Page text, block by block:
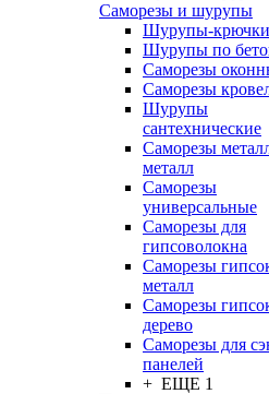
Саморезы и шурупы
Шурупы-крючки
Шурупы по
Саморезы
Саморезы
Шурупы
сантехнические
Саморезы
металл
Саморезы
универсальные
Саморезы для
гипсоволокна
Саморезы
металл
Саморезы
дерево
Саморезы для
панелей
+ ЕЩЕ 1